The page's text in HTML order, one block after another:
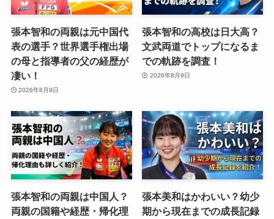
張本智和の両親は元中国代
表の選手？世界選手権出場
の母と指導者の父の経歴が
凄い！
2026年8月9日
張本智和の高校は日大高？
文武両道でトップになるま
での軌跡を調査！
2026年8月9日
張本智和の両親は中国人？
両親の国籍や経歴・帰化理
張本美和はかわいい？幼少
期から現在までの成長記録